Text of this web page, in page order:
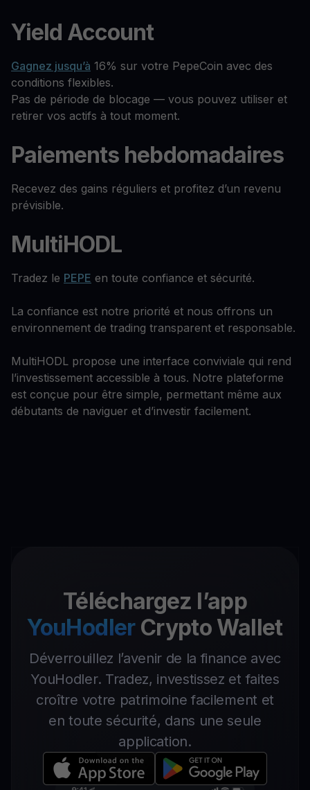
Yield Account
Gagnez jusqu’à 16% sur votre PepeCoin avec des
conditions flexibles.
Pas de période de blocage — vous pouvez utiliser et
retirer vos actifs à tout moment.
Paiements hebdomadaires
Recevez des gains réguliers et profitez d’un revenu
prévisible.
MultiHODL
Tradez le PEPE en toute confiance et sécurité.
La confiance est notre priorité et nous offrons un
environnement de trading transparent et responsable.
MultiHODL propose une interface conviviale qui rend
l’investissement accessible à tous. Notre plateforme
est conçue pour être simple, permettant même aux
débutants de naviguer et d’investir facilement.
Téléchargez l’app
YouHodler Crypto Wallet
Déverrouillez l’avenir de la finance avec
YouHodler. Tradez, investissez et faites
croître votre patrimoine facilement et
en toute sécurité, dans une seule
application.